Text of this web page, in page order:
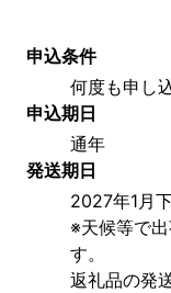
申込条件
何度も申し
申込期日
通年
発送期日
2027年1月
※天候等で
す。
返礼品の発